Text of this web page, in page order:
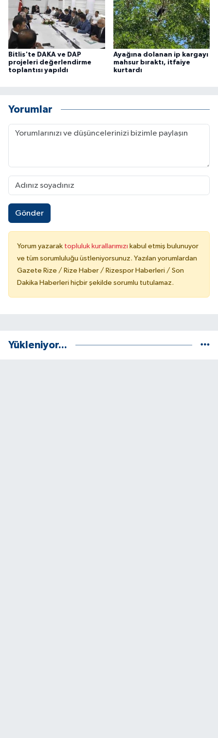
Bitlis'te DAKA ve DAP
projeleri değerlendirme
toplantısı yapıldı
Ayağına dolanan ip kargayı
mahsur bıraktı, itfaiye
kurtardı
Yorumlar
Gönder
Yorum yazarak topluluk kurallarımızı kabul etmiş bulunuyor
ve tüm sorumluluğu üstleniyorsunuz. Yazılan yorumlardan
Gazete Rize / Rize Haber / Rizespor Haberleri / Son
Dakika Haberleri hiçbir şekilde sorumlu tutulamaz.
Yükleniyor...